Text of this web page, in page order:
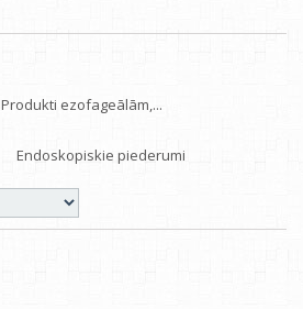
Produkti ezofageālām,...
Endoskopiskie piederumi